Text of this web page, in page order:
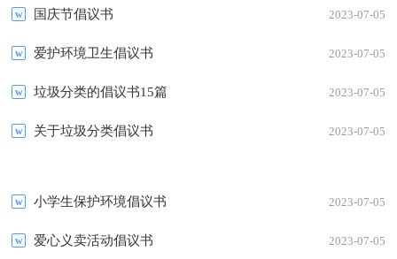
国庆节倡议书 2023-07-05
爱护环境卫生倡议书 2023-07-05
垃圾分类的倡议书15篇 2023-07-05
关于垃圾分类倡议书 2023-07-05
小学生保护环境倡议书 2023-07-05
爱心义卖活动倡议书 2023-07-05